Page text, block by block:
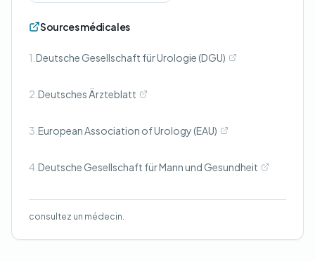
Sources médicales
1. Deutsche Gesellschaft für Urologie (DGU)
2. Deutsches Ärzteblatt
3. European Association of Urology (EAU)
4. Deutsche Gesellschaft für Mann und Gesundheit
consultez un médecin.